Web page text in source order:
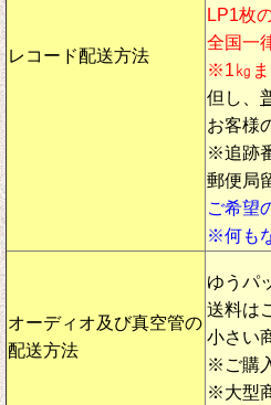
レコード配送方法
LP1枚
全国一
※1㎏ま
但し、
お客様
※追跡
郵便局
ご希望
※何も
オーディオ及び真空管の
配送方法
ゆうパ
送料は
小さい
※ご購
※大型